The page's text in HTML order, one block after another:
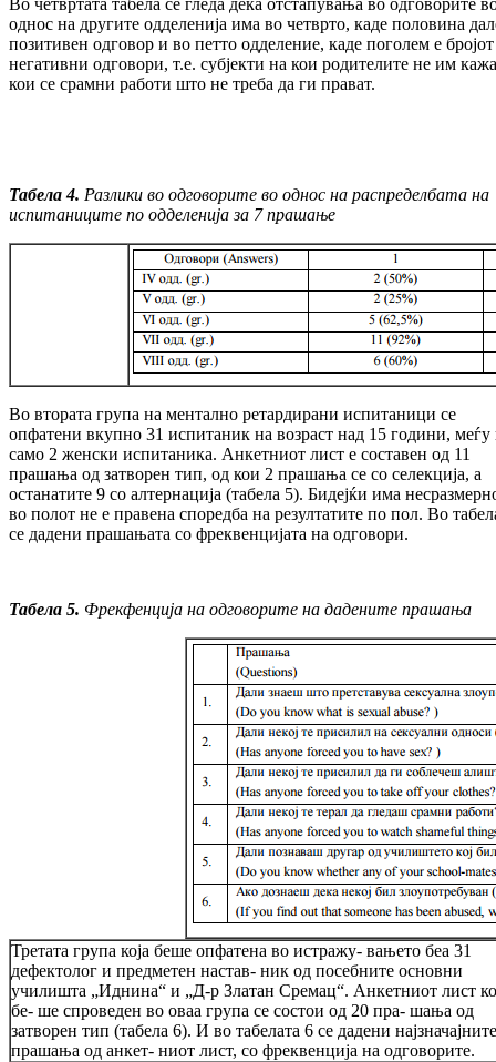
Во четвртата табела се гледа дека отстапувања во одговорите
однос на другите одделенија има во четврто, каде половина
позитивен одговор и во петто одделение, каде поголем е
негативни одговори, т.е. субјекти на кои родителите не им
кои се срамни работи што не треба да ги прават.
Табела 4. Разлики во одговорите во однос на распределбата на
испитаниците по одделенија за 7 прашање
Во втората група на ментално ретардирани испитаници се
опфатени вкупно 31 испитаник на возраст над 15 години, меѓу
само 2 женски испитаника. Анкетниот лист е составен од 11
прашања од затворен тип, од кои 2 прашања се со селекција, а
останатите 9 со алтернација (табела 5). Бидејќи има
во полот не е правена споредба на резултатите по пол. Во
се дадени прашањата со фреквенцијата на одговори.
Табела 5. Фрекфенција на одговорите на дадените прашања
Третата група која беше опфатена во истражу- вањето беа 31
дефектолог и предметен настав- ник од посебните основни
училишта „Иднина“ и „Д-р Златан Сремац“. Анкетниот лист
бе- ше спроведен во оваа група се состои од 20 пра- шања од
затворен тип (табела 6). И во табелата 6 се дадени најзначајните
прашања од анкет- ниот лист, со фреквенција на одговорите.